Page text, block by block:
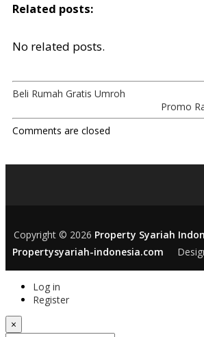
Related posts:
No related posts.
Beli Rumah Gratis Umroh
Promo
Comments are closed
Copyright © 2026 Property Syariah
Propertysyariah-indonesia.com
Log in
Register
×